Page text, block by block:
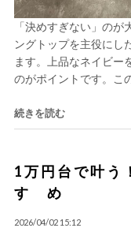
「決めすぎない」の
ングトップを主役にし
ます。上品なネイビー
のがポイントです。こ
続きを読む
1万円台で叶う
すゝめ
2026/04/02 15:12